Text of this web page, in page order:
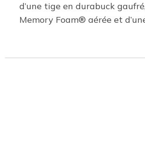
d’une tige en durabuck
Memory Foam® aérée et